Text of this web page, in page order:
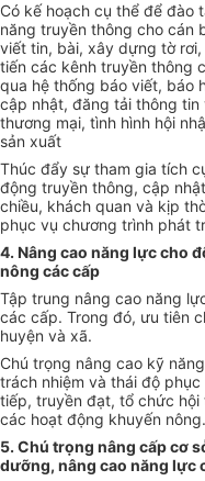
Có kế hoạch cụ thể để đào
năng truyền thông cho cán
viết tin, bài, xây dựng tờ
tiến các kênh truyền thông
qua hệ thống báo viết, báo
cập nhật, đăng tải thông
thương mại, tình hình hội
sản xuất
Thúc đẩy sự tham gia tích
động truyền thông, cập
chiều, khách quan và kịp
phục vụ chương trình phát
4. Nâng cao năng lựccho
nông các cấp
Tập trung nâng cao năng
các cấp. Trong đó, ưu tiên
huyện và xã.
Chú trọng nâng cao kỹ
trách nhiệm và thái độ
tiếp, truyền đạt, tổ chức hội
các hoạt động khuyến nông.
5. Chú trọng nâng cấp cơ
dưỡng, nâng cao năng lực